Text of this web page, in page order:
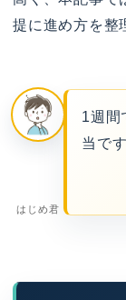
提に進め方を整
はじめ君
1週間
当で